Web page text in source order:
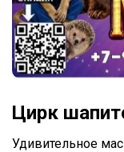
Цирк
Удивительное